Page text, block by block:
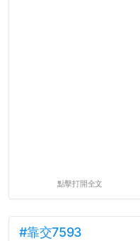
點擊打開全文
#靠交7593